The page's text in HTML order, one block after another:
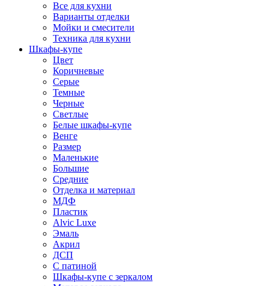
Все для кухни
Варианты отделки
Мойки и смесители
Техника для кухни
Шкафы-купе
Цвет
Коричневые
Серые
Темные
Черные
Светлые
Белые шкафы-купе
Венге
Размер
Маленькие
Большие
Средние
Отделка и материал
МДФ
Пластик
Alvic Luxe
Эмаль
Акрил
ДСП
С патиной
Шкафы-купе с зеркалом